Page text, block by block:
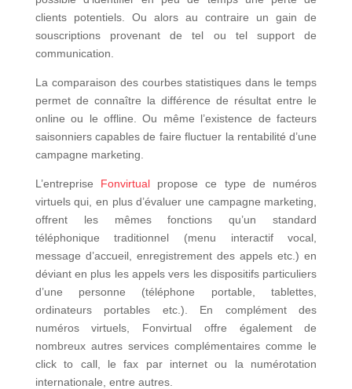
clients potentiels. Ou alors au contraire un gain de
souscriptions provenant de tel ou tel support de
communication.
La comparaison des courbes statistiques dans le temps
permet de connaître la différence de résultat entre le
online ou le offline. Ou même l’existence de facteurs
saisonniers capables de faire fluctuer la rentabilité d’une
campagne marketing.
L’entreprise Fonvirtual propose ce type de numéros
virtuels qui, en plus d’évaluer une campagne marketing,
offrent les mêmes fonctions qu’un standard
téléphonique traditionnel (menu interactif vocal,
message d’accueil, enregistrement des appels etc.) en
déviant en plus les appels vers les dispositifs particuliers
d’une personne (téléphone portable, tablettes,
ordinateurs portables etc.). En complément des
numéros virtuels, Fonvirtual offre également de
nombreux autres services complémentaires comme le
click to call, le fax par internet ou la numérotation
internationale, entre autres.